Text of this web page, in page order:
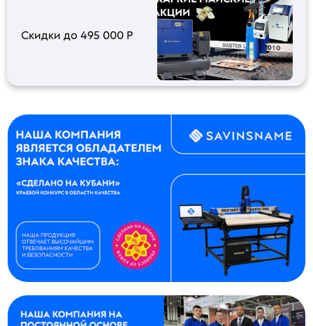
Скидки до 495 000 Р